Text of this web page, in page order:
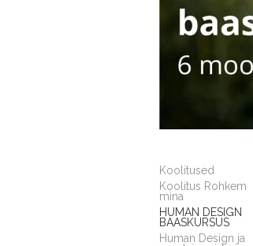
Koolitused
Koolitus Rohkem
mina
HUMAN DESIGN
BAASKURSUS
Human Design ja